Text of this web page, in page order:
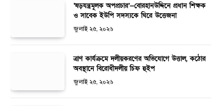
‘ষড়যন্ত্রমূলক অপপ্রচার’—বোরহানউদ্দিনে প্রধান শিক্ষক
ও সাবেক ইউপি সদস্যকে ঘিরে উত্তেজনা
জুলাই ২৫, ২০২৬
ত্রাণ কার্যক্রমে দলীয়করণের অভিযোগে উত্তাল, কঠোর
অবস্থানে বিরোধীদলীয় চিফ হুইপ
জুলাই ২৫, ২০২৬